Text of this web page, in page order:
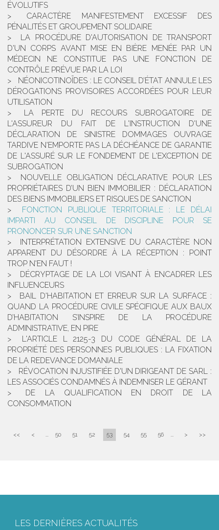
ÉVOLUTIFS
CARACTÈRE MANIFESTEMENT EXCESSIF DES
PÉNALITÉS ET GROUPEMENT SOLIDAIRE
LA PROCÉDURE D'AUTORISATION DE TRANSPORT
D'UN CORPS AVANT MISE EN BIÈRE MENÉE PAR UN
MÉDECIN NE CONSTITUE PAS UNE FONCTION DE
CONTRÔLE PRÉVUE PAR LA LOI
NÉONICOTINOÏDES : LE CONSEIL D’ÉTAT ANNULE LES
DÉROGATIONS PROVISOIRES ACCORDÉES POUR LEUR
UTILISATION
LA PERTE DU RECOURS SUBROGATOIRE DE
L'ASSUREUR DU FAIT DE L'INSTRUCTION D'UNE
DÉCLARATION DE SINISTRE DOMMAGES OUVRAGE
TARDIVE N'EMPORTE PAS LA DÉCHÉANCE DE GARANTIE
DE L'ASSURÉ SUR LE FONDEMENT DE L'EXCEPTION DE
SUBROGATION
NOUVELLE OBLIGATION DÉCLARATIVE POUR LES
PROPRIÉTAIRES D’UN BIEN IMMOBILIER : DÉCLARATION
DES BIENS IMMOBILIERS ET RISQUES DE SANCTION
FONCTION PUBLIQUE TERRITORIALE : LE DÉLAI
IMPARTI AU CONSEIL DE DISCIPLINE POUR SE
PRONONCER SUR UNE SANCTION
INTERPRÉTATION EXTENSIVE DU CARACTÈRE NON
APPARENT DU DÉSORDRE À LA RÉCEPTION : POINT
TROP N'EN FAUT !
DÉCRYPTAGE DE LA LOI VISANT À ENCADRER LES
INFLUENCEURS
BAIL D'HABITATION ET ERREUR SUR LA SURFACE :
QUAND LA PROCÉDURE CIVILE SPÉCIFIQUE AUX BAUX
D’HABITATION S’INSPIRE DE LA PROCÉDURE
ADMINISTRATIVE, EN PIRE
L'ARTICLE L 2125-3 DU CODE GÉNÉRAL DE LA
PROPRIÉTÉ DES PERSONNES PUBLIQUES : LA FIXATION
DE LA REDEVANCE DOMANIALE
RÉVOCATION INJUSTIFIÉE D'UN DIRIGEANT DE SARL :
LES ASSOCIÉS CONDAMNÉS À INDEMNISER LE GÉRANT
DE LA QUALIFICATION EN DROIT DE LA
CONSOMMATION
<< < ... 50 51 52 53 54 55 56 ... > >>
LES DERNIÈRES ACTUALITÉS